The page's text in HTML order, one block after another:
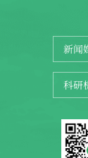
新闻
科研